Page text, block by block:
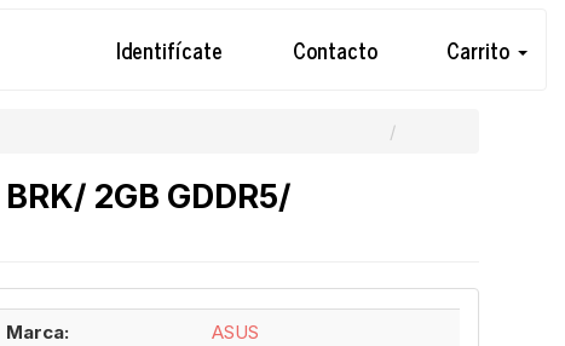
Identifícate Contacto Carrito
2GB GDDR5/
Marca:
ASUS